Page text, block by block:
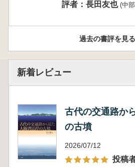
評者：長田友也 (中
過去の書評を見る
新着レビュー
古代の交通路か
の古墳
2026/07/12
投稿